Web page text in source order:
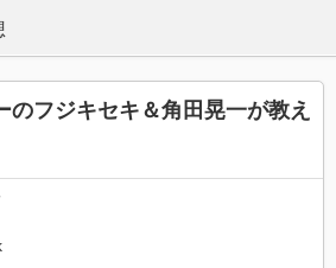
のフジキセキ＆角田晃一が教え